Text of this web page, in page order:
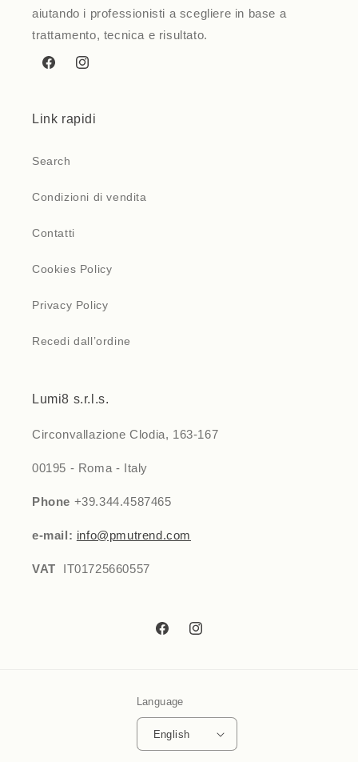
aiutando i professionisti a scegliere in base a
trattamento, tecnica e risultato.
FacebookInstagram
Link rapidi
Search
Condizioni di vendita
Contatti
Cookies Policy
Privacy Policy
Recedi dall’ordine
Lumi8 s.r.l.s.
Circonvallazione Clodia, 163-167
00195 - Roma - Italy
Phone +39.344.4587465
e-mail: info@pmutrend.com
VAT IT01725660557
FacebookInstagram
Language
English